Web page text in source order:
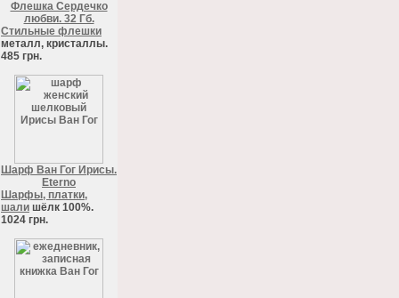
Флешка Сердечко
любви. 32 Гб.
Стильные флешки
металл, кристаллы.
485 грн.
Шарф Ван Гог Ирисы.
Eterno
Шарфы, платки,
шали шёлк 100%.
1024 грн.